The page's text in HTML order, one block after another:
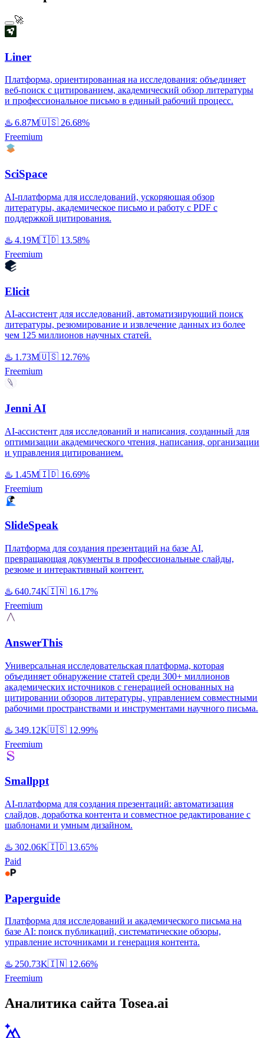
🚀
Liner
Платформа, ориентированная на исследования: объединяет
веб-поиск с цитированием, академический обзор литературы
и профессиональное письмо в единый рабочий процесс.
♨️ 6.87M🇺🇸 26.68%
Freemium
SciSpace
AI-платформа для исследований, ускоряющая обзор
литературы, академическое письмо и работу с PDF с
поддержкой цитирования.
♨️ 4.19M🇮🇩 13.58%
Freemium
Elicit
AI-ассистент для исследований, автоматизирующий поиск
литературы, резюмирование и извлечение данных из более
чем 125 миллионов научных статей.
♨️ 1.73M🇺🇸 12.76%
Freemium
Jenni AI
AI-ассистент для исследований и написания, созданный для
оптимизации академического чтения, написания, организации
и управления цитированием.
♨️ 1.45M🇮🇩 16.69%
Freemium
SlideSpeak
Платформа для создания презентаций на базе AI,
превращающая документы в профессиональные слайды,
резюме и интерактивный контент.
♨️ 640.74K🇮🇳 16.17%
Freemium
AnswerThis
Универсальная исследовательская платформа, которая
объединяет обнаружение статей среди 300+ миллионов
академических источников с генерацией основанных на
цитировании обзоров литературы, управлением совместными
рабочими пространствами и инструментами научного письма.
♨️ 349.12K🇺🇸 12.99%
Freemium
Smallppt
AI-платформа для создания презентаций: автоматизация
слайдов, доработка контента и совместное редактирование с
шаблонами и умным дизайном.
♨️ 302.06K🇮🇩 13.65%
Paid
Paperguide
Платформа для исследований и академического письма на
базе AI: поиск публикаций, систематические обзоры,
управление источниками и генерация контента.
♨️ 250.73K🇮🇳 12.66%
Freemium
Аналитика сайта Tosea.ai